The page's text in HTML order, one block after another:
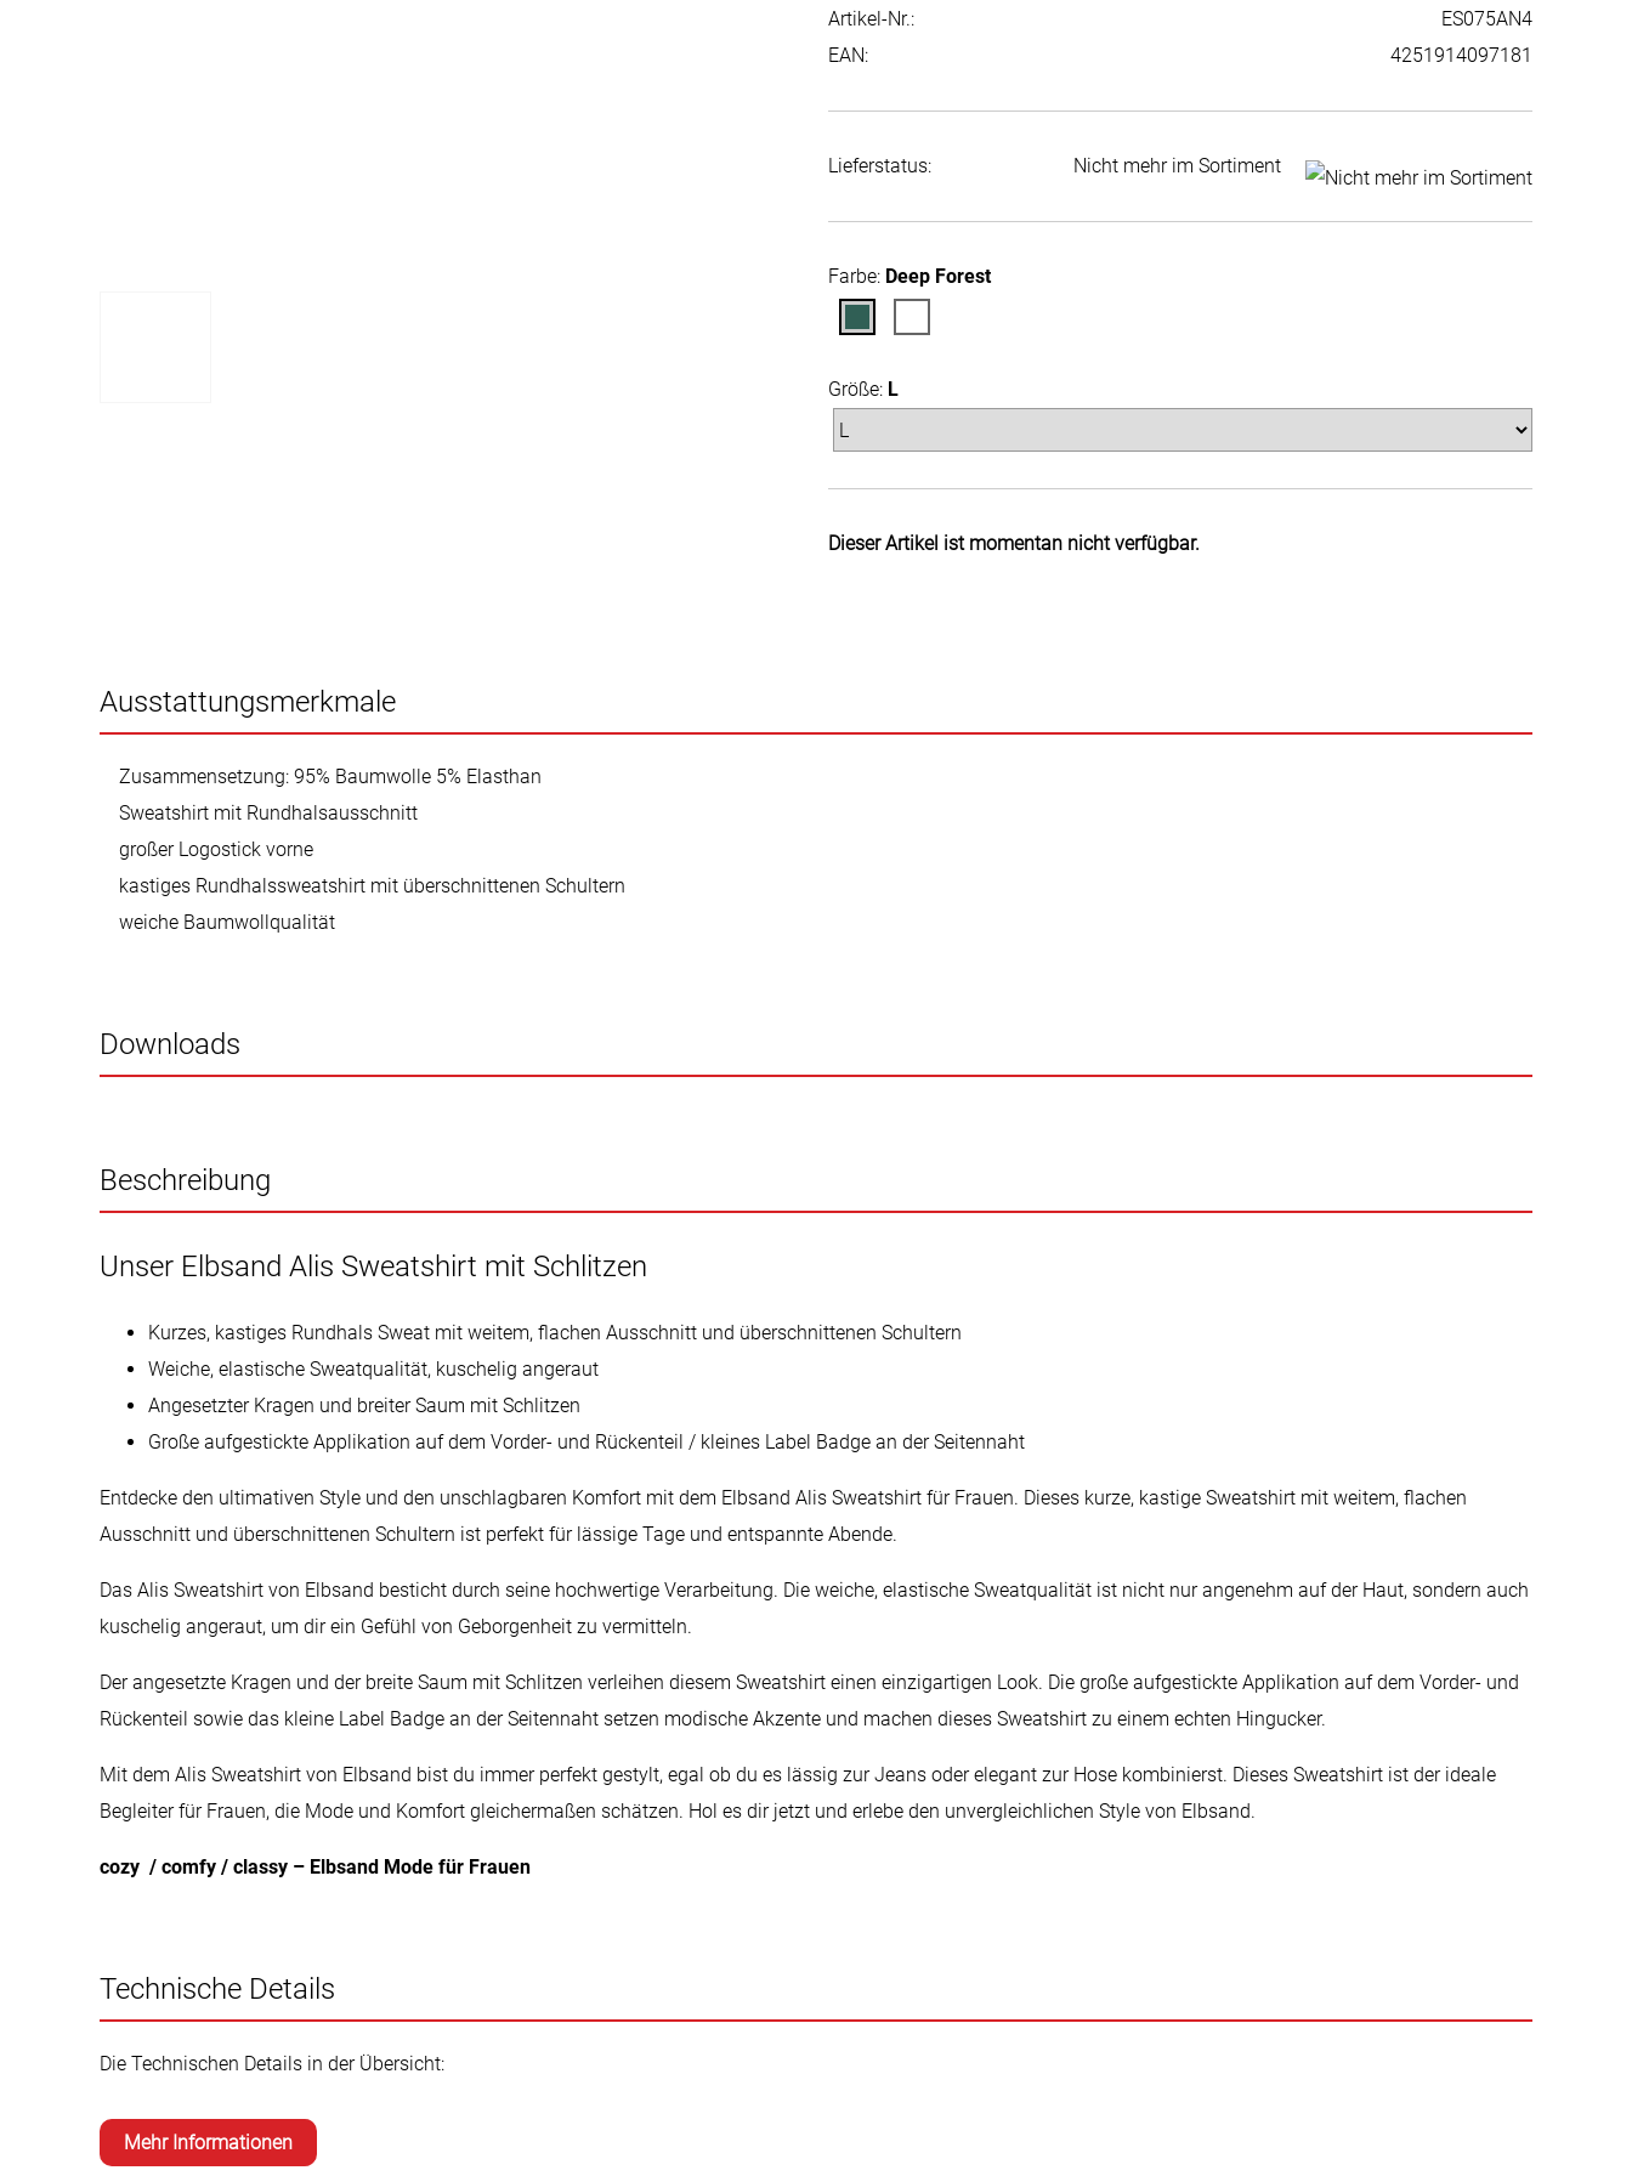
Artikel-Nr.:
ES075AN4
EAN:
4251914097181
Lieferstatus: Nicht mehr im Sortiment
Farbe: Deep Forest
Größe: L
Dieser Artikel ist momentan nicht verfügbar.
Ausstattungsmerkmale
Zusammensetzung: 95% Baumwolle 5% Elasthan
Sweatshirt mit Rundhalsausschnitt
großer Logostick vorne
kastiges Rundhalssweatshirt mit überschnittenen Schultern
weiche Baumwollqualität
Downloads
Beschreibung
Unser Elbsand Alis Sweatshirt mit Schlitzen
Kurzes, kastiges Rundhals Sweat mit weitem, flachen Ausschnitt und überschnittenen Schultern
Weiche, elastische Sweatqualität, kuschelig angeraut
Angesetzter Kragen und breiter Saum mit Schlitzen
Große aufgestickte Applikation auf dem Vorder- und Rückenteil / kleines Label Badge an der Seitennaht
Entdecke den ultimativen Style und den unschlagbaren Komfort mit dem Elbsand Alis Sweatshirt für Frauen. Dieses kurze, kastige Sweatshirt mit weitem, flachen
Ausschnitt und überschnittenen Schultern ist perfekt für lässige Tage und entspannte Abende.
Das Alis Sweatshirt von Elbsand besticht durch seine hochwertige Verarbeitung. Die weiche, elastische Sweatqualität ist nicht nur angenehm auf der Haut, sondern auch
kuschelig angeraut, um dir ein Gefühl von Geborgenheit zu vermitteln.
Der angesetzte Kragen und der breite Saum mit Schlitzen verleihen diesem Sweatshirt einen einzigartigen Look. Die große aufgestickte Applikation auf dem Vorder- und
Rückenteil sowie das kleine Label Badge an der Seitennaht setzen modische Akzente und machen dieses Sweatshirt zu einem echten Hingucker.
Mit dem Alis Sweatshirt von Elbsand bist du immer perfekt gestylt, egal ob du es lässig zur Jeans oder elegant zur Hose kombinierst. Dieses Sweatshirt ist der ideale
Begleiter für Frauen, die Mode und Komfort gleichermaßen schätzen. Hol es dir jetzt und erlebe den unvergleichlichen Style von Elbsand.
cozy / comfy / classy – Elbsand Mode für Frauen
Technische Details
Die Technischen Details in der Übersicht:
Mehr Informationen